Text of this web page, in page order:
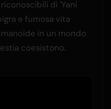
di 'Yani
e fumosa vita
in un mondo
coesistono.